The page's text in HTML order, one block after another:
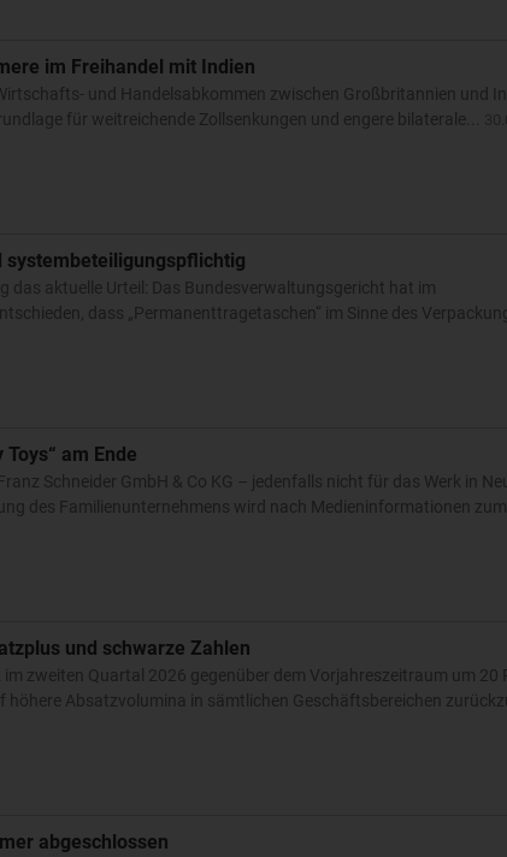
im Freihandel mit Indien
und Handelsabkommen zwischen Großbritannien und
für weitreichende Zollsenkungen und engere bilaterale...
systembeteiligungspflichtig
das aktuelle Urteil: Das Bundesverwaltungsgericht hat im
dass „Permanenttragetaschen“ im Sinne des
am Ende
Schneider GmbH & Co KG – jedenfalls nicht für das Werk in
des Familienunternehmens wird nach Medieninformationen zum
und schwarze Zahlen
im zweiten Quartal 2026 gegenüber dem Vorjahreszeitraum um 20
höhere Absatzvolumina in sämtlichen Geschäftsbereichen
abgeschlossen